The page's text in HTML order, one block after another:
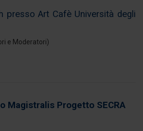
i quali potrebbero combinarle
che ha fornito loro o che hanno
presso Art Cafè Università degli
e Moderatori)
Magistralis Progetto SECRA